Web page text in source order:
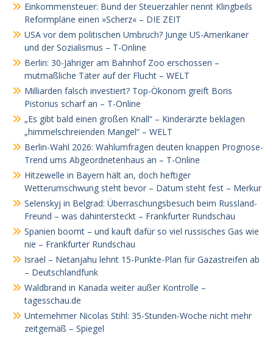
Einkommensteuer: Bund der Steuerzahler nennt Klingbeils
Reformpläne einen »Scherz« – DIE ZEIT
USA vor dem politischen Umbruch? Junge US-Amerikaner
und der Sozialismus – T-Online
Berlin: 30-Jähriger am Bahnhof Zoo erschossen –
mutmaßliche Täter auf der Flucht – WELT
Milliarden falsch investiert? Top-Ökonom greift Boris
Pistorius scharf an – T-Online
„Es gibt bald einen großen Knall“ – Kinderärzte beklagen
„himmelschreienden Mangel“ – WELT
Berlin-Wahl 2026: Wahlumfragen deuten knappen Prognose-
Trend ums Abgeordnetenhaus an – T-Online
Hitzewelle in Bayern hält an, doch heftiger
Wetterumschwung steht bevor – Datum steht fest – Merkur
Selenskyj in Belgrad: Überraschungsbesuch beim Russland-
Freund – was dahintersteckt – Frankfurter Rundschau
Spanien boomt – und kauft dafür so viel russisches Gas wie
nie – Frankfurter Rundschau
Israel – Netanjahu lehnt 15-Punkte-Plan für Gazastreifen ab
– Deutschlandfunk
Waldbrand in Kanada weiter außer Kontrolle –
tagesschau.de
Unternehmer Nicolas Stihl: 35-Stunden-Woche nicht mehr
zeitgemäß – Spiegel